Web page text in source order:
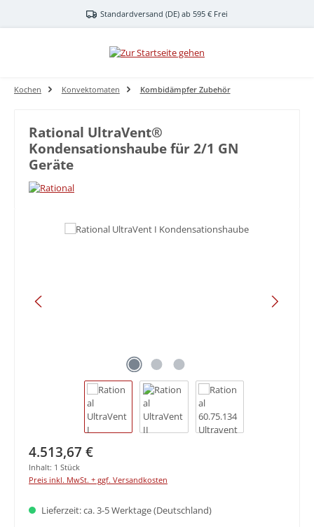
Zum Hauptinhalt springenStandardversand (DE) ab 595 € Frei
Kochen Konvektomaten Kombidämpfer Zubehör
Rational UltraVent®
Kondensationshaube für 2/1 GN
Geräte
Bildergalerie überspringen
Regulärer Preis:
4.513,67 €
Inhalt: 1 Stück
Preis inkl. MwSt. + ggf. Versandkosten
Lieferzeit: ca. 3-5 Werktage (Deutschland)